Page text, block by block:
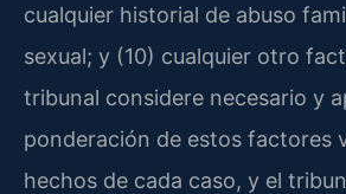
cualquier historial de abuso
sexual; y (10) cualquier otro
tribunal considere necesario y
ponderación de estos factores
hechos de cada caso, y el